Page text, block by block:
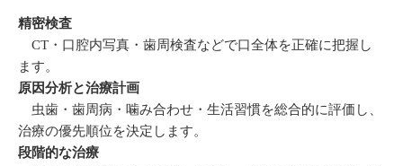
精密検査
CT・口腔内写真・歯周検査などで口全体を正確に把握し
ます。
原因分析と治療計画
虫歯・歯周病・噛み合わせ・生活習慣を総合的に評価し、
治療の優先順位を決定します。
段階的な治療